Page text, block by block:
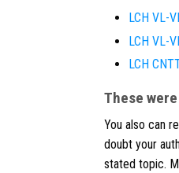
LCH VL-
LCH VL-
LCH
These
You also can
doubt your
stated topic.